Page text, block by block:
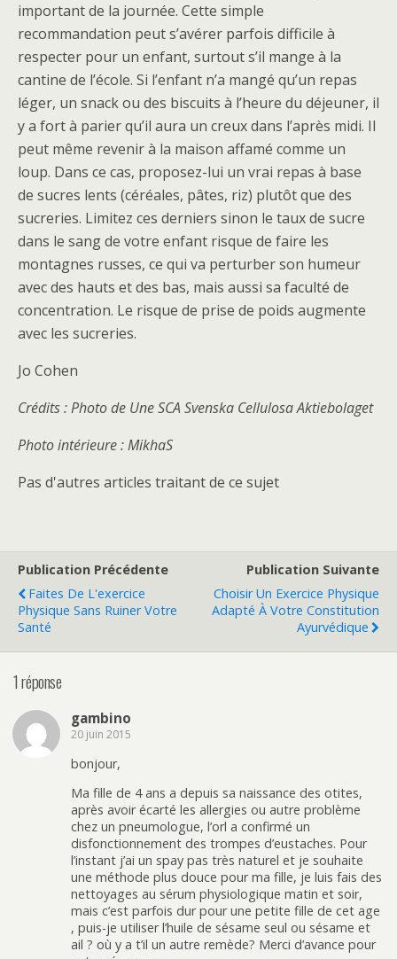
important de la journée. Cette simple
recommandation peut s’avérer parfois difficile à
respecter pour un enfant, surtout s’il mange à la
cantine de l’école. Si l’enfant n’a mangé qu’un repas
léger, un snack ou des biscuits à l’heure du déjeuner, il
y a fort à parier qu’il aura un creux dans l’après midi. Il
peut même revenir à la maison affamé comme un
loup. Dans ce cas, proposez-lui un vrai repas à base
de sucres lents (céréales, pâtes, riz) plutôt que des
sucreries. Limitez ces derniers sinon le taux de sucre
dans le sang de votre enfant risque de faire les
montagnes russes, ce qui va perturber son humeur
avec des hauts et des bas, mais aussi sa faculté de
concentration. Le risque de prise de poids augmente
avec les sucreries.
Jo Cohen
Crédits : Photo de Une SCA Svenska Cellulosa Aktiebolaget
Photo intérieure : MikhaS
Pas d'autres articles traitant de ce sujet
Publication Précédente
Faites De L'exercice
Physique Sans Ruiner Votre
Santé
Publication Suivante
Choisir Un Exercice Physique
Adapté À Votre Constitution
Ayurvédique
1 réponse
gambino
20 juin 2015
bonjour,
Ma fille de 4 ans a depuis sa naissance des otites,
après avoir écarté les allergies ou autre problème
chez un pneumologue, l’orl a confirmé un
disfonctionnement des trompes d’eustaches. Pour
l’instant j’ai un spay pas très naturel et je souhaite
une méthode plus douce pour ma fille, je luis fais des
nettoyages au sérum physiologique matin et soir,
mais c’est parfois dur pour une petite fille de cet age
, puis-je utiliser l’huile de sésame seul ou sésame et
ail ? où y a t’il un autre remède? Merci d’avance pour